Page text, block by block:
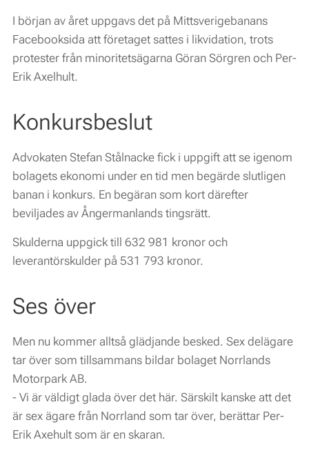
I början av året uppgavs det på Mittsverigebanans
Facebooksida att företaget sattes i likvidation, trots
protester från minoritetsägarna Göran Sörgren och Per-
Erik Axelhult.
Konkursbeslut
Advokaten Stefan Stålnacke fick i uppgift att se igenom
bolagets ekonomi under en tid men begärde slutligen
banan i konkurs. En begäran som kort därefter
beviljades av Ångermanlands tingsrätt.
Skulderna uppgick till 632 981 kronor och
leverantörskulder på 531 793 kronor.
Ses över
Men nu kommer alltså glädjande besked. Sex delägare
tar över som tillsammans bildar bolaget Norrlands
Motorpark AB.
- Vi är väldigt glada över det här. Särskilt kanske att det
är sex ägare från Norrland som tar över, berättar Per-
Erik Axehult som är en skaran.